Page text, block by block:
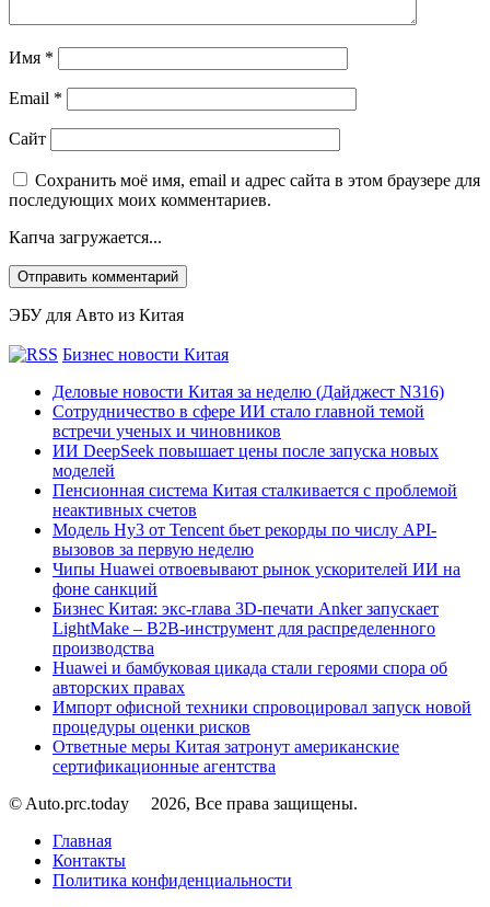
Имя *
Email *
Сайт
Сохранить моё имя, email и адрес сайта в этом браузере для
последующих моих комментариев.
Капча загружается...
ЭБУ для Авто из Китая
Бизнес новости Китая
Деловые новости Китая за неделю (Дайджест N316)
Сотрудничество в сфере ИИ стало главной темой
встречи ученых и чиновников
ИИ DeepSeek повышает цены после запуска новых
моделей
Пенсионная система Китая сталкивается с проблемой
неактивных счетов
Модель Hy3 от Tencent бьет рекорды по числу API-
вызовов за первую неделю
Чипы Huawei отвоевывают рынок ускорителей ИИ на
фоне санкций
Бизнес Китая: экс-глава 3D-печати Anker запускает
LightMake – B2B-инструмент для распределенного
производства
Huawei и бамбуковая цикада стали героями спора об
авторских правах
Импорт офисной техники спровоцировал запуск новой
процедуры оценки рисков
Ответные меры Китая затронут американские
сертификационные агентства
© Auto.prc.today
2026, Все права защищены.
Главная
Контакты
Политика конфиденциальности